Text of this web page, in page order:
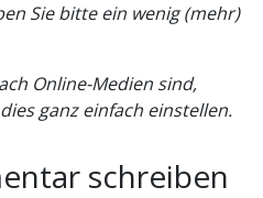
Sie bitte ein wenig (mehr)
Online-Medien sind,
ganz einfach einstellen.
schreiben